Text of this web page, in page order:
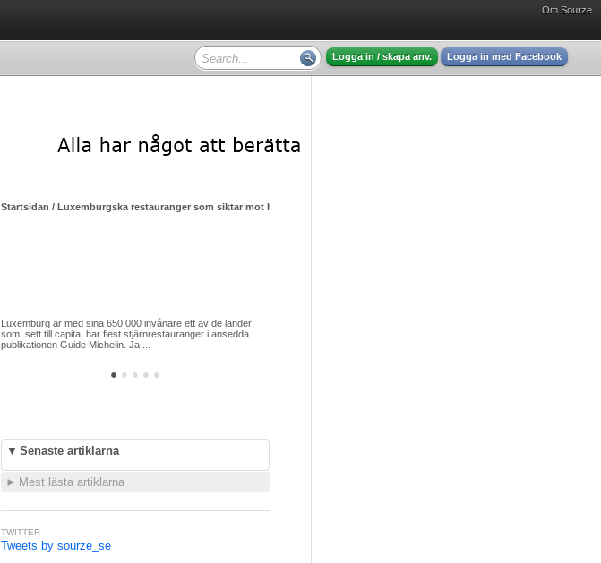
Om Sourze
Logga in / skapa anv. Logga in med Facebook
● ● ● ● ●
Startsidan / Luxemburgska restauranger som siktar mot himlen i sin strävan efter nya stjärnor
Luxemburg är med sina 650 000 invånare ett av de länder
som, sett till capita, har flest stjärnrestauranger i ansedda
publikationen Guide Michelin. Ja ...
▼ Senaste artiklarna
► Mest lästa artiklarna
TWITTER
Tweets by sourze_se